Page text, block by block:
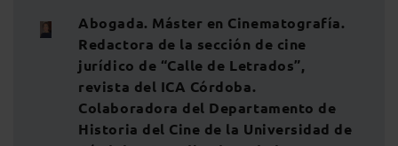
Abogada. Máster en Cinematografía.
Redactora de la sección de cine
jurídico de “Calle de Letrados”,
revista del ICA Córdoba.
Colaboradora del Departamento de
Historia del Cine de la Universidad de